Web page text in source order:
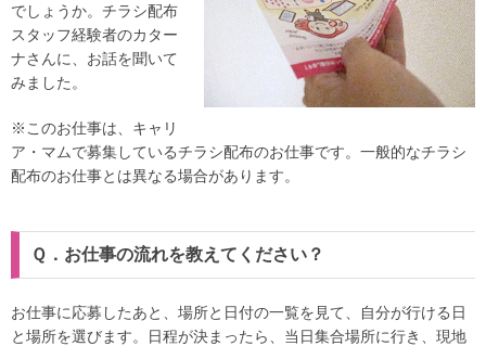
でしょうか。チラシ配布
スタッフ経験者のカター
ナさんに、お話を聞いて
みました。
※このお仕事は、キャリ
ア・マムで募集しているチラシ配布のお仕事です。一般的なチラシ
配布のお仕事とは異なる場合があります。
Ｑ．お仕事の流れを教えてください？
お仕事に応募したあと、場所と日付の一覧を見て、自分が行ける日
と場所を選びます。日程が決まったら、当日集合場所に行き、現地